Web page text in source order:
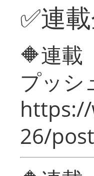
✅連
🔶連
プッシ
26/